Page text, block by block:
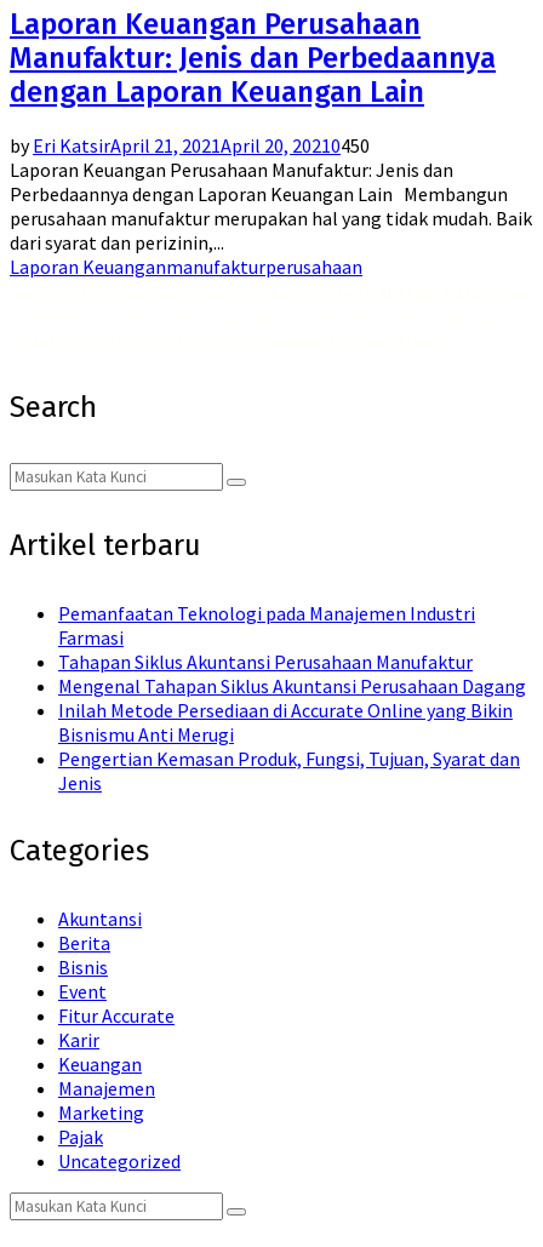
Laporan Keuangan Perusahaan
Manufaktur: Jenis dan Perbedaannya
dengan Laporan Keuangan Lain
byEri KatsirApril 21, 2021April 20, 20210450
Laporan Keuangan Perusahaan Manufaktur: Jenis dan
Perbedaannya dengan Laporan Keuangan Lain Membangun
perusahaan manufaktur merupakan hal yang tidak mudah. Baik
dari syarat dan perizinin,...
Laporan Keuanganmanufakturperusahaan
Search
Search
for:
Search
Artikel terbaru
Pemanfaatan Teknologi pada Manajemen Industri
Farmasi
Tahapan Siklus Akuntansi Perusahaan Manufaktur
Mengenal Tahapan Siklus Akuntansi Perusahaan Dagang
Inilah Metode Persediaan di Accurate Online yang Bikin
Bisnismu Anti Merugi
Pengertian Kemasan Produk, Fungsi, Tujuan, Syarat dan
Jenis
Categories
Akuntansi
Berita
Bisnis
Event
Fitur Accurate
Karir
Keuangan
Manajemen
Marketing
Pajak
Uncategorized
Search
for:
Search